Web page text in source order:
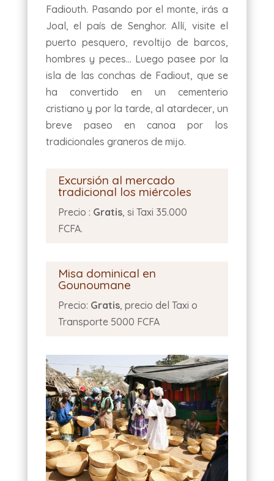
Fadiouth. Pasando por el monte, irás a
Joal, el país de Senghor. Allí, visite el
puerto pesquero, revoltijo de barcos,
hombres y peces… Luego pasee por la
isla de las conchas de Fadiout, que se
ha convertido en un cementerio
cristiano y por la tarde, al atardecer, un
breve paseo en canoa por los
tradicionales graneros de mijo.
Excursión al mercado
tradicional los miércoles
Precio : Gratis, si Taxi 35.000
FCFA.
Misa dominical en
Gounoumane
Precio: Gratis, precio del Taxi o
Transporte 5000 FCFA